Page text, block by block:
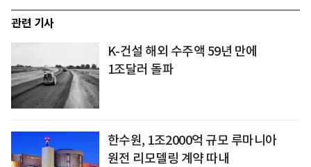
관련 기사
K-건설 해외 수주액 59년 만에
1조달러 돌파
한수원, 1조2000억 규모 루마니아
원전 리모델링 계약 따내